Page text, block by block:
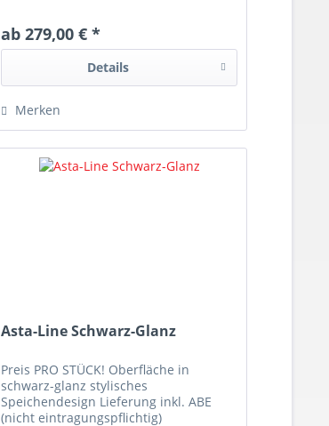
ab 279,00 € *
Details
Merken
Asta-Line Schwarz-Glanz
Preis PRO STÜCK! Oberfläche in
schwarz-glanz stylisches
Speichendesign Lieferung inkl. ABE
(nicht eintragungspflichtig)